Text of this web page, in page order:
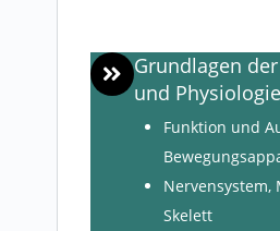
Grundlagen
und
Funktion und
Skelett